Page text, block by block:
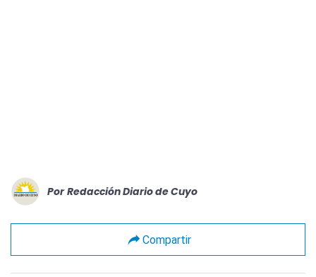
Por Redacción Diario de Cuyo
Compartir